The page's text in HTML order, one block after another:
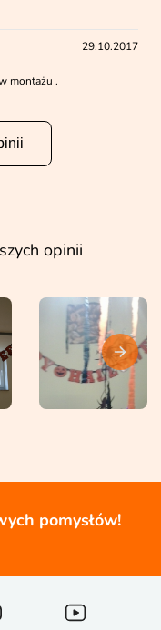
29.10.2017
montażu .
opinii
pomysłów!